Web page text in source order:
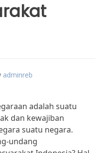
adminreb
adalah suatu
dan kewajiban
suatu negara.
undang